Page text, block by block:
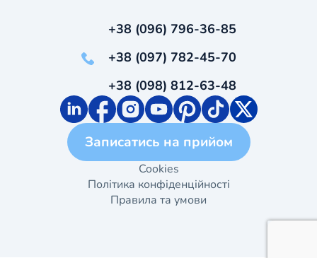
+38 (096) 796-36-85
+38 (097) 782-45-70
+38 (098) 812-63-48
Записатись на прийом
Cookies
Політика конфіденційності
Правила та умови